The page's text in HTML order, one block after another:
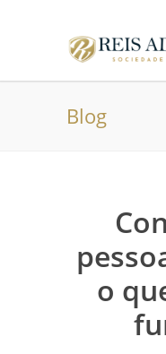
Blog
o